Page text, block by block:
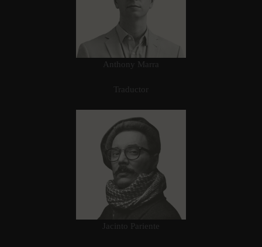
Anthony Marra
Traductor
Jacinto Pariente